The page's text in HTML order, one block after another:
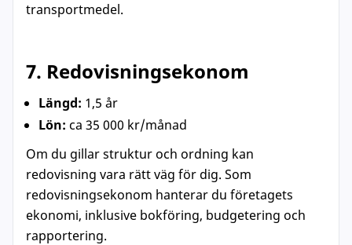
transportmedel.
7. Redovisningsekonom
Längd: 1,5 år
Lön: ca 35 000 kr/månad
Om du gillar struktur och ordning kan
redovisning vara rätt väg för dig. Som
redovisningsekonom hanterar du företagets
ekonomi, inklusive bokföring, budgetering och
rapportering.